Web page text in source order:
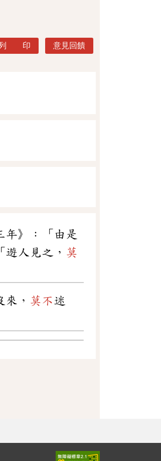
印 意見回饋
年》：「由是
人見之， 莫
， 莫不迷